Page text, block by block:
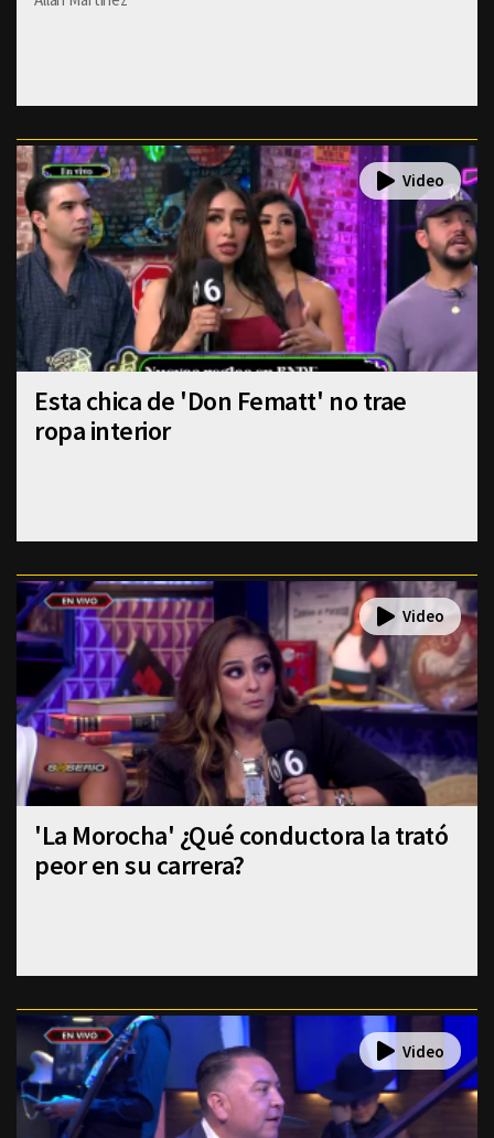
Esta chica de 'Don Fematt' no trae
ropa interior
'La Morocha' ¿Qué conductora la trató
peor en su carrera?